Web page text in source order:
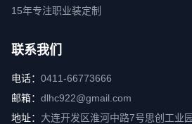
15年专注职业装定制
联系我们
电话： 0411-66773666
邮箱： dlhc922@gmail.com
地址： 大连开发区淮河中路7号思创工业